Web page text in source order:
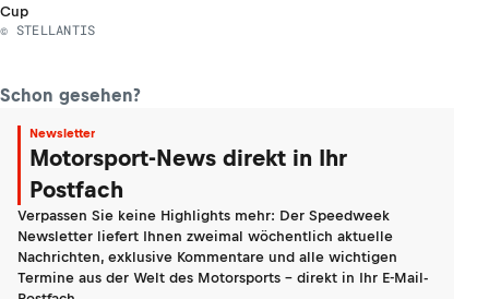
Cup
© STELLANTIS
Schon gesehen?
Newsletter
Motorsport-News direkt in Ihr
Postfach
Verpassen Sie keine Highlights mehr: Der Speedweek
Newsletter liefert Ihnen zweimal wöchentlich aktuelle
Nachrichten, exklusive Kommentare und alle wichtigen
Termine aus der Welt des Motorsports - direkt in Ihr E-Mail-